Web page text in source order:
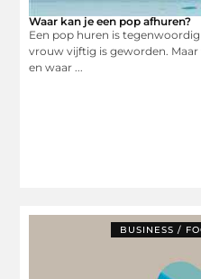
Waar kan je een pop afhuren?
Een pop huren is
vrouw vijftig is geworden.
en waar ...
BUSINESS /